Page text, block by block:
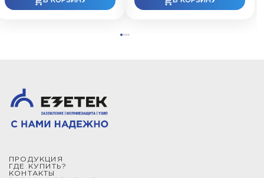
ПРОДУКЦИЯ
ГДЕ КУПИТЬ?
КОНТАКТЫ